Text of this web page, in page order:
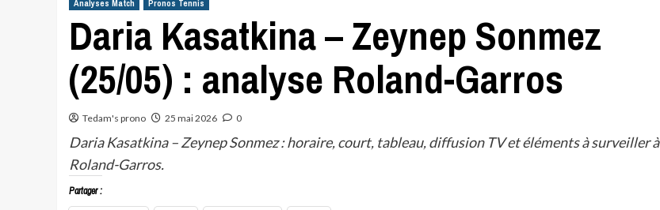
Analyses Match Pronos Tennis
Daria Kasatkina – Zeynep Sonmez
(25/05) : analyse Roland-Garros
Tedam's prono 25 mai 2026 0
Daria Kasatkina – Zeynep Sonmez : horaire, court, tableau, diffusion TV et éléments à surveiller à
Roland-Garros.
Partager :